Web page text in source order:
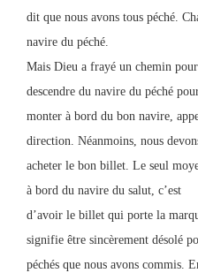
dit que nous avons tous péché.
navire du péché.
Mais Dieu a frayé un chemin
descendre du navire du péché
monter à bord du bon navire,
direction. Néanmoins, nous
acheter le bon billet. Le seul
à bord du navire du salut, c’est
d’avoir le billet qui porte la
signifie être sincèrement désolé
péchés que nous avons commis.